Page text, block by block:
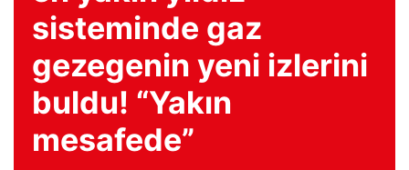
sisteminde gaz
gezegenin yeni izlerini
buldu! “Yakın
mesafede”